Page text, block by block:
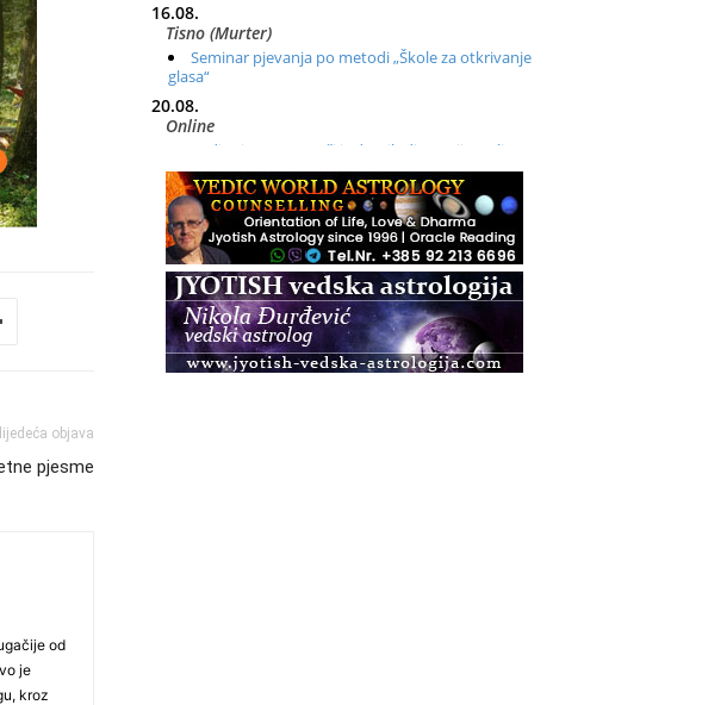
objava
pjesme
od
je
kroz
16.08.
Tisno (Murter)
Seminar pjevanja po metodi „Škole za otkrivanje
glasa“
20.08.
Online
Radionica: Pomagači iz drugih dimenzija Online –
otvoreno za sve
21.08.
Zagreb+Online
Osnovni ThetaHealing® tečaj, Zagreb i Online
22.08.
Pula
Access BARS®, otpusti stres
23.08.
Pula